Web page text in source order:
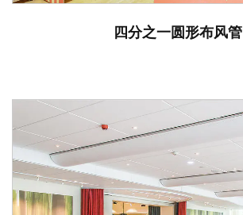
四分之一圆形布风管